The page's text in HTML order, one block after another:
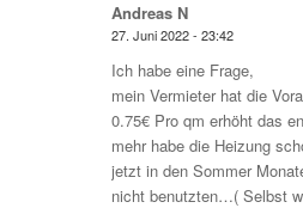
Andreas N
27. Juni 2022 - 23:42
Ich habe eine Frage,
mein Vermieter hat die
0.75€ Pro qm erhöht das
mehr habe die Heizung
jetzt in den Sommer
nicht benutzten…( Selbst